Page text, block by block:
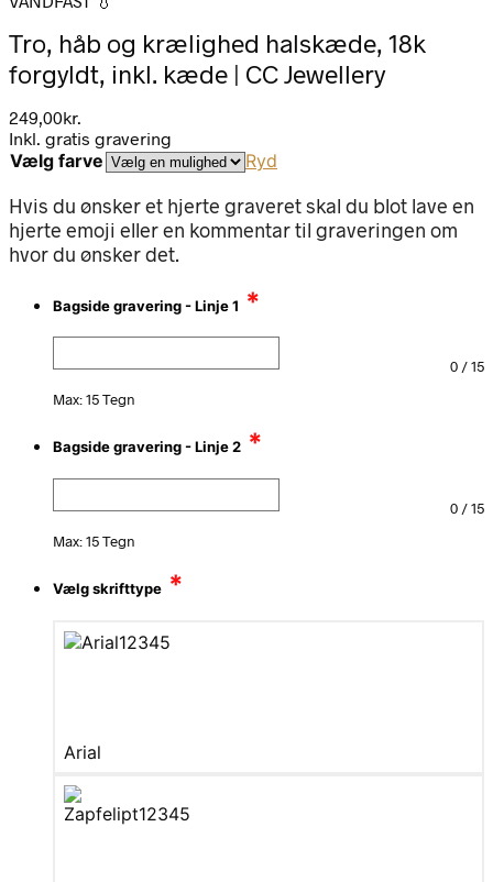
Tro, håb og krælighed halskæde, 18k
forgyldt, inkl. kæde | CC Jewellery
249,00kr.
Inkl. gratis gravering
Vælg farve Ryd
Hvis du ønsker et hjerte graveret skal du blot lave en
hjerte emoji eller en kommentar til graveringen om
hvor du ønsker det.
Bagside gravering - Linje 1 *
0 /15
Max: 15 Tegn
Bagside gravering - Linje 2 *
0 /15
Max: 15 Tegn
Vælg skrifttype *
Arial